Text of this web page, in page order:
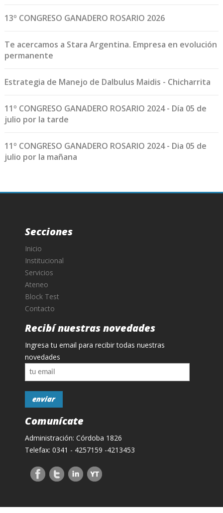
13º CONGRESO GANADERO ROSARIO 2026
Te acercamos a Stara Argentina. Empresa en evolución
permanente
Estrategia de Manejo de Dalbulus Maidis - Chicharrita
11º CONGRESO GANADERO ROSARIO 2024 - Día 05 de
julio por la tarde
11º CONGRESO GANADERO ROSARIO 2024 - Dia 05 de
julio por la mañana
Secciones
Inicio
Institucional
Servicios
Ateneo
Block Test
Contacto
Recibí nuestras novedades
Ingresa tu email para recibir todas nuestras
novedades
Comunícate
Administración: Córdoba 1826
Telefax: 0341 - 4257159 -4213453